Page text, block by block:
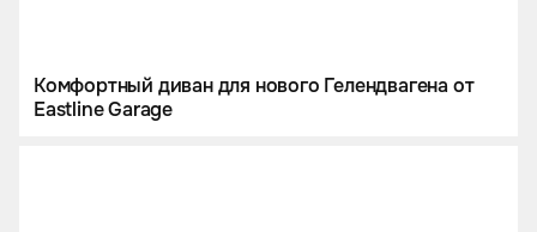
Комфортный диван для нового Гелендвагена от
Eastline Garage